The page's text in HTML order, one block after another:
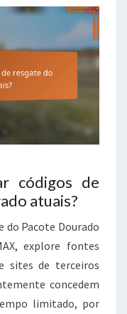
códigos de
atuais?
do Pacote Dourado
explore fontes
sites de terceiros
concedem
limitado, por